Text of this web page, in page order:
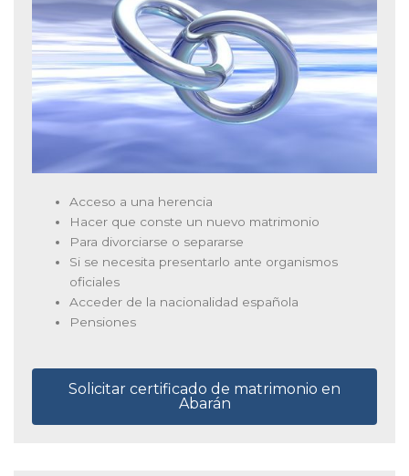
Acceso a una herencia
Hacer que conste un nuevo matrimonio
Para divorciarse o separarse
Si se necesita presentarlo ante organismos
oficiales
Acceder de la nacionalidad española
Pensiones
Solicitar certificado de matrimonio en
Abarán